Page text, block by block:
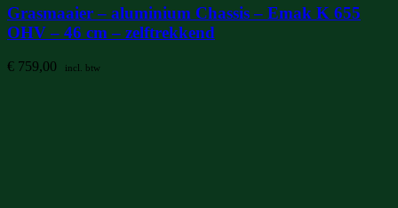
Grasmaaier – aluminium Chassis – Emak K 655
OHV – 46 cm – zelftrekkend
€ 759,00 incl. btw